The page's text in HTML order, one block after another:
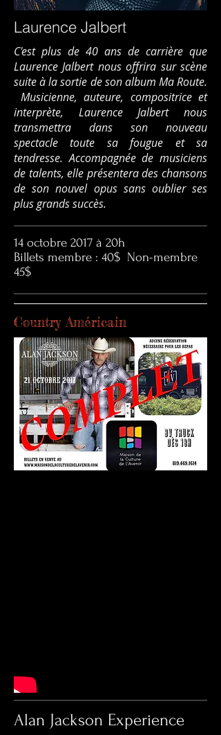
Laurence Jalbert
C'est plus de 40 ans de carrière que
Laurence Jalbert nous offrira sur scène
suite à la sortie de son album Ma Route.
Musicienne, auteure, compositrice et
interprète, Laurence Jalbert nous
transmettra dans son nouveau
spectacle toute sa fougue et sa
tendresse. Accompagnée de musiciens
de talents, elle présentera des chansons
de son nouvel opus sans oublier ses
plus grands succès.
14 octobre 2017 à 20h
Billets membre : 40$ Non-membre
45$
Country Américain
Alan Jackson Experience